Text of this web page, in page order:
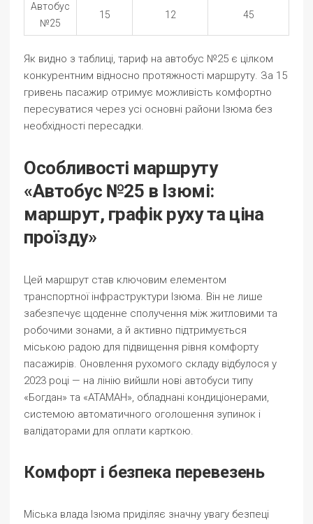
Автобус
№25
15 12 45
Як видно з таблиці, тариф на автобус №25 є цілком
конкурентним відносно протяжності маршруту. За 15
гривень пасажир отримує можливість комфортно
пересуватися через усі основні райони Ізюма без
необхідності пересадки.
Особливості маршруту
«Автобус №25 в Ізюмі:
маршрут, графік руху та ціна
проїзду»
Цей маршрут став ключовим елементом
транспортної інфраструктури Ізюма. Він не лише
забезпечує щоденне сполучення між житловими та
робочими зонами, а й активно підтримується
міською радою для підвищення рівня комфорту
пасажирів. Оновлення рухомого складу відбулося у
2023 році — на лінію вийшли нові автобуси типу
«Богдан» та «АТАМАН», обладнані кондиціонерами,
системою автоматичного оголошення зупинок і
валідаторами для оплати карткою.
Комфорт і безпека перевезень
Міська влада Ізюма приділяє значну увагу безпеці